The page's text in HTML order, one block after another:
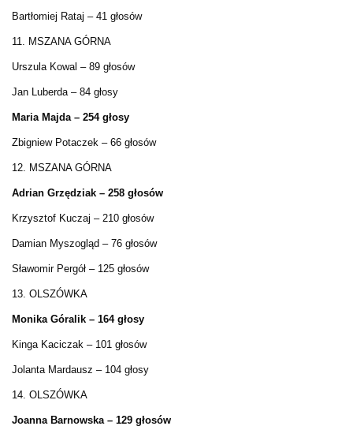
Bartłomiej Rataj – 41 głosów
11. MSZANA GÓRNA
Urszula Kowal – 89 głosów
Jan Luberda – 84 głosy
Maria Majda – 254 głosy
Zbigniew Potaczek – 66 głosów
12. MSZANA GÓRNA
Adrian Grzędziak – 258 głosów
Krzysztof Kuczaj – 210 głosów
Damian Myszogląd – 76 głosów
Sławomir Pergół – 125 głosów
13. OLSZÓWKA
Monika Góralik – 164 głosy
Kinga Kaciczak – 101 głosów
Jolanta Mardausz – 104 głosy
14. OLSZÓWKA
Joanna Barnowska – 129 głosów